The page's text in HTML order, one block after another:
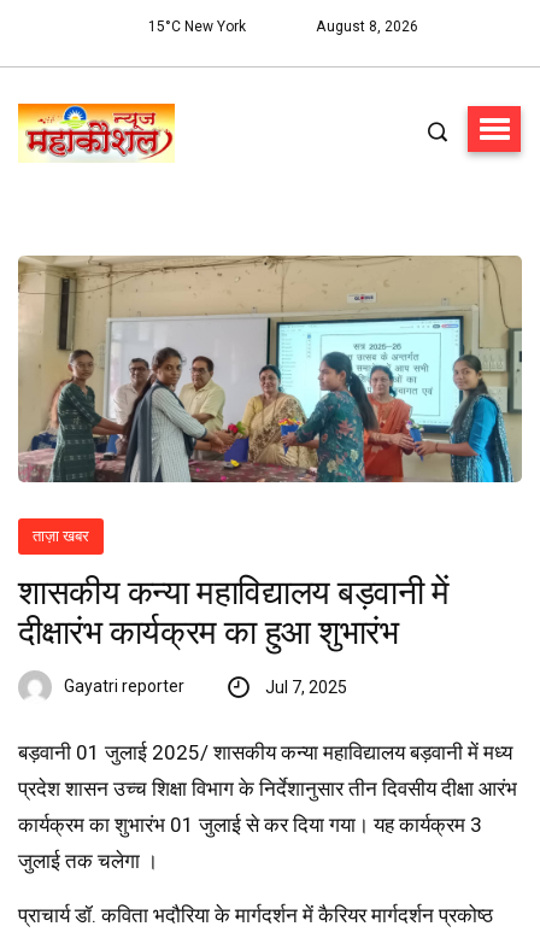
15°C New York August 8, 2026
ताज़ा खबर
शासकीय कन्या महाविद्यालय बड़वानी में
दीक्षारंभ कार्यक्रम का हुआ शुभारंभ
Gayatri reporter Jul 7, 2025
बड़वानी 01 जुलाई 2025/ शासकीय कन्या महाविद्यालय बड़वानी में मध्य
प्रदेश शासन उच्च शिक्षा विभाग के निर्देशानुसार तीन दिवसीय दीक्षा आरंभ
कार्यक्रम का शुभारंभ 01 जुलाई से कर दिया गया। यह कार्यक्रम 3
जुलाई तक चलेगा ।
प्राचार्य डॉ. कविता भदौरिया के मार्गदर्शन में कैरियर मार्गदर्शन प्रकोष्ठ